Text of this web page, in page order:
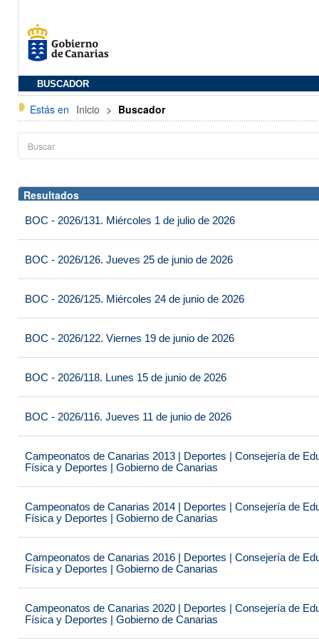
BUSCADOR
Estás en Inicio > Buscador
Resultados
BOC - 2026/131. Miércoles 1 de julio de 2026
BOC - 2026/126. Jueves 25 de junio de 2026
BOC - 2026/125. Miércoles 24 de junio de 2026
BOC - 2026/122. Viernes 19 de junio de 2026
BOC - 2026/118. Lunes 15 de junio de 2026
BOC - 2026/116. Jueves 11 de junio de 2026
Campeonatos de Canarias 2013 | Deportes | Consejería de
Física y Deportes | Gobierno de Canarias
Campeonatos de Canarias 2014 | Deportes | Consejería de
Física y Deportes | Gobierno de Canarias
Campeonatos de Canarias 2016 | Deportes | Consejería de
Física y Deportes | Gobierno de Canarias
Campeonatos de Canarias 2020 | Deportes | Consejería de
Física y Deportes | Gobierno de Canarias